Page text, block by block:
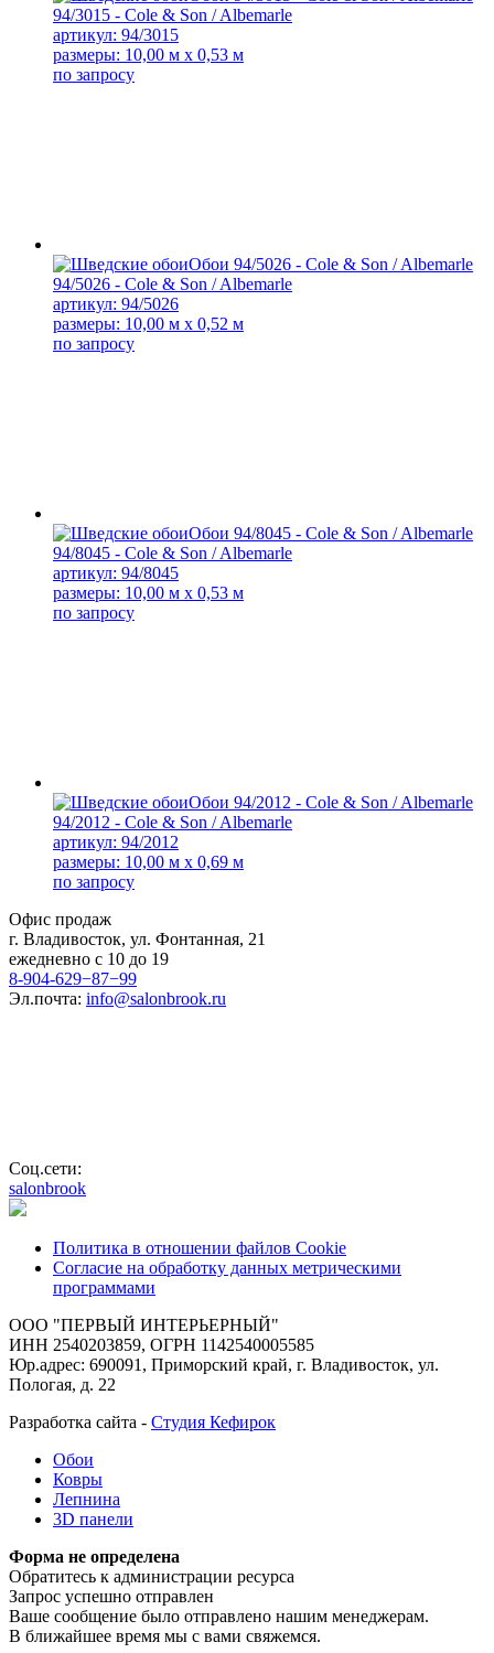
94/3015 - Cole & Son / Albemarle
артикул: 94/3015
размеры: 10,00 м x 0,53 м
по запросу
94/5026 - Cole & Son / Albemarle
артикул: 94/5026
размеры: 10,00 м x 0,52 м
по запросу
94/8045 - Cole & Son / Albemarle
артикул: 94/8045
размеры: 10,00 м x 0,53 м
по запросу
94/2012 - Cole & Son / Albemarle
артикул: 94/2012
размеры: 10,00 м x 0,69 м
по запросу
Офис продаж
г. Владивосток, ул. Фонтанная, 21
ежедневно с 10 до 19
8-904-629−87−99
Эл.почта: info@salonbrook.ru
Соц.сети:
salonbrook
Политика в отношении файлов Cookie
Согласие на обработку данных метрическими
программами
ООО "ПЕРВЫЙ ИНТЕРЬЕРНЫЙ"
ИНН 2540203859, ОГРН 1142540005585
Юр.адрес: 690091, Приморский край, г. Владивосток, ул.
Пологая, д. 22
Разработка сайта - Студия Кефирок
Обои
Ковры
Лепнина
3D панели
Форма не определена
Обратитесь к администрации ресурса
Запрос успешно отправлен
Ваше сообщение было отправлено нашим менеджерам.
В ближайшее время мы с вами свяжемся.